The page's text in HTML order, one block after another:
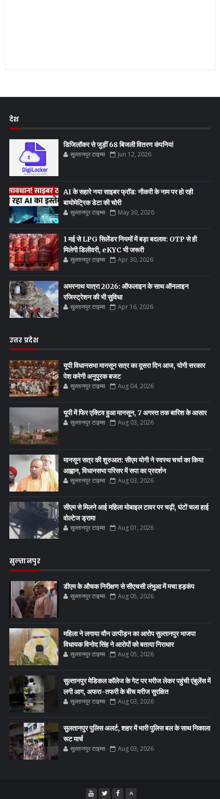
देश
डिजिलॉकर से जुड़ीं 68 बिजली वितरण कंपनियां
सुल्तानपुर टाइम्स Jun 12, 2026
AI के सहारे नया साइबर फ्रॉड: नौकरी के नाम पर हो रही
बायोमेट्रिक डेटा की चोरी
सुल्तानपुर टाइम्स May 30, 2026
1 मई से LPG सिलेंडर नियमों में बड़ा बदलाव: OTP से ही
मिलेगी डिलीवरी, eKYC भी जरूरी
सुल्तानपुर टाइम्स Apr 30, 2026
अमरनाथ यात्रा 2026: ऑफलाइन के साथ ऑनलाइन
रजिस्ट्रेशन की भी सुविधा
सुल्तानपुर टाइम्स Apr 16, 2026
उत्तर प्रदेश
यूपी विधानसभा मानसून सत्र का दूसरा दिन आज, योगी सरकार
पेश करेगी अनुपूरक बजट
सुल्तानपुर टाइम्स Aug 04, 2026
यूपी में फिर एक्टिव हुआ मानसून, 7 अगस्त तक बारिश के आसार
सुल्तानपुर टाइम्स Aug 03, 2026
मानसून सत्र की शुरुआत: सीएम योगी ने स्वस्थ चर्चा का किया
आह्वान, विधानसभा परिसर में सपा का प्रदर्शन
सुल्तानपुर टाइम्स Aug 03, 2026
सीएम से मिलने आई महिला मोबाइल टावर पर चढ़ी, घंटों चला हाई
वोल्टेज ड्रामा
सुल्तानपुर टाइम्स Aug 01, 2026
सुल्तानपुर
डीएम के औचक निरीक्षण से सीएचसी लंभुआ में मचा हड़कंप
सुल्तानपुर टाइम्स Aug 05, 2026
महिला ने लगाया यौन उत्पीड़न का आरोप सुल्तानपुर भाजपा
विधायक विनोद सिंह ने आरोपों को बताया निराधार
सुल्तानपुर टाइम्स Aug 05, 2026
सुल्तानपुर मेडिकल कॉलेज के गेट पर मरीज लेकर पहुंची एंबुलेंस में
लगी आग, अफरा-तफरी के बीच मरीज सुरक्षित
सुल्तानपुर टाइम्स Aug 03, 2026
सुलतानपुर पुलिस अलर्ट, शहर में भारी पुलिस बल के साथ निकाला
रूट मार्च
सुल्तानपुर टाइम्स Aug 03, 2026